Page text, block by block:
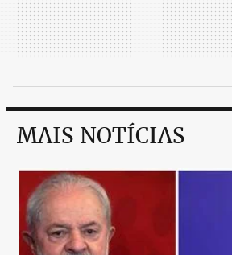
MAIS NOTÍCIAS